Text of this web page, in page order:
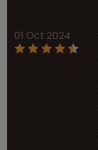
01 Oct 2024